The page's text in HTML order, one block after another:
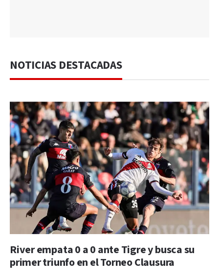
NOTICIAS DESTACADAS
River empata 0 a 0 ante Tigre y busca su
primer triunfo en el Torneo Clausura